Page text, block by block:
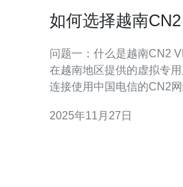
如何选择越南
问题一：什么是越南CN2
在越南地区提供的虚拟专
连接使用中国电信的CN2
睐。CN2网络专为提升国
2025年11月27日